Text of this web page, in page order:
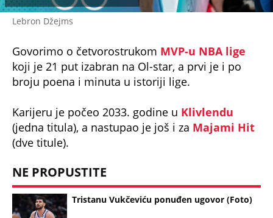
Lebron Džejms
Govorimo o četvorostrukom MVP-u NBA lige
koji je 21 put izabran na Ol-star, a prvi je i po
broju poena i minuta u istoriji lige.
Karijeru je počeo 2033. godine u Klivlendu
(jedna titula), a nastupao je još i za Majami Hit
(dve titule).
NE PROPUSTITE
Tristanu Vukčeviću ponuđen ugovor (Foto)